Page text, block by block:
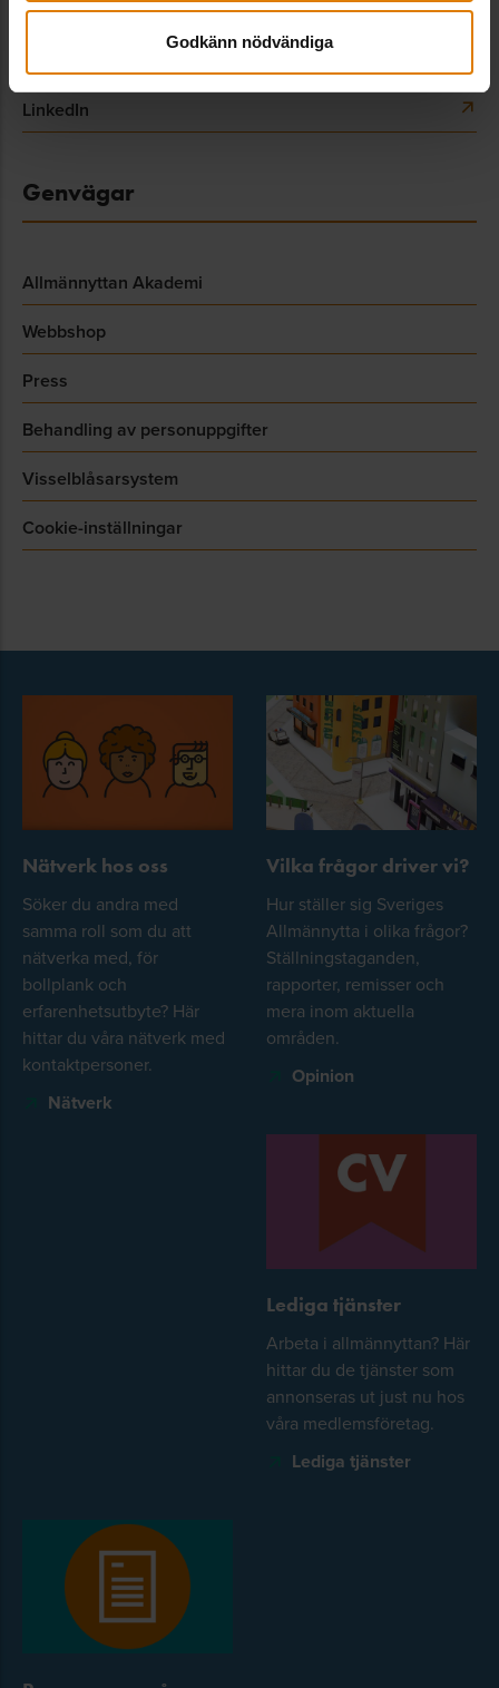
Godkänn nödvändiga
Sociala medier
LinkedIn
Genvägar
Allmännyttan Akademi
Webbshop
Press
Behandling av personuppgifter
Visselblåsarsystem
Cookie-inställningar
Nätverk hos oss
Söker du andra med
samma roll som du att
nätverka med, för
bollplank och
erfarenhetsutbyte? Här
hittar du våra nätverk med
kontaktpersoner.
Nätverk
Vilka frågor driver vi?
Hur ställer sig Sveriges
Allmännytta i olika frågor?
Ställningstaganden,
rapporter, remisser och
mera inom aktuella
områden.
Opinion
Lediga tjänster
Arbeta i allmännyttan? Här
hittar du de tjänster som
annonseras ut just nu hos
våra medlemsföretag.
Lediga tjänster